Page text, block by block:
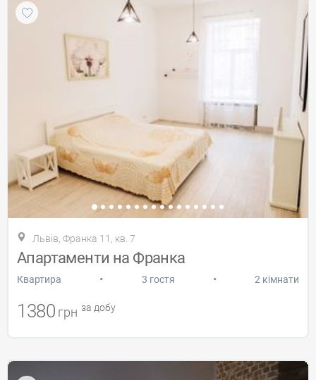
Львів, Франка 11, кв. 7
Апартаменти на Франка
Квартира • 3 гостя • 2 кімнати
1380 грн за добу